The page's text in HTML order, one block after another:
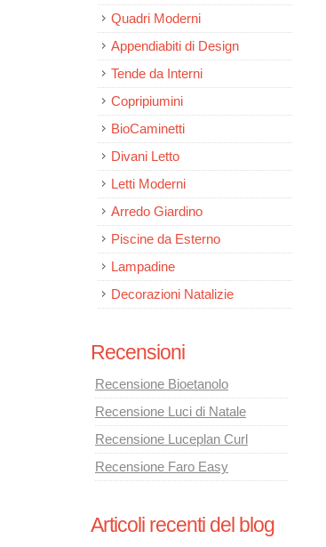
Quadri Moderni
Appendiabiti di Design
Tende da Interni
Copripiumini
BioCaminetti
Divani Letto
Letti Moderni
Arredo Giardino
Piscine da Esterno
Lampadine
Decorazioni Natalizie
Recensioni
Recensione Bioetanolo
Recensione Luci di Natale
Recensione Luceplan Curl
Recensione Faro Easy
Articoli recenti del blog